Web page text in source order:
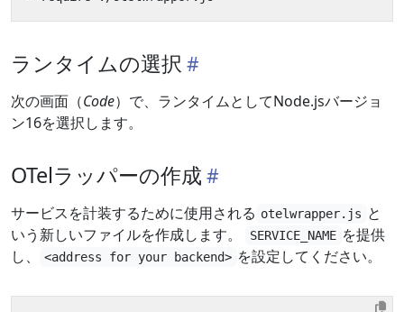
ランタイムの選択
次の画面（Code）で、ランタイムとしてNode.jsバージョ
ン16を選択します。
OTelラッパーの作成
サービスを計装するために使用される otelwrapper.js と
いう新しいファイルを作成します。
SERVICE_NAME を提供
し、
<address for your backend> を設定してください。